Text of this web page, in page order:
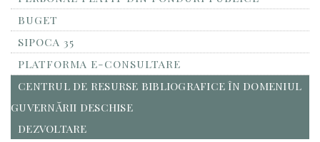
BUGET
SIPOCA 35
PLATFORMA E-CONSULTARE
CENTRUL DE RESURSE BIBLIOGRAFICE ÎN DOMENIUL
GUVERNĂRII DESCHISE
DEZVOLTARE